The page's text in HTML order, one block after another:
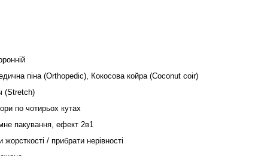
піна (Orthopedic), Кокосова койра (Coconut coir)
(Stretch)
по чотирьох кутах
пакування, ефект 2в1
жорсткості / прибрати нерівності